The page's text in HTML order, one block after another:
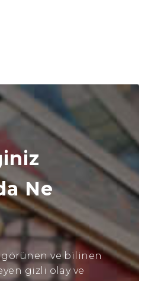
Ne
ve bilinen
gizli olay ve